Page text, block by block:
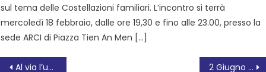
sul tema delle Costellazioni familiari. L’incontro si terrà
mercoledì 18 febbraio, dalle ore 19,30 e fino alle 23.00, presso la
sede ARCI di Piazza Tien An Men […]
Al via l’undicesima edizione di Rovigoracconta 2 Giugno 2025 Festa della Repubblica, la cerimonia a Rovigo